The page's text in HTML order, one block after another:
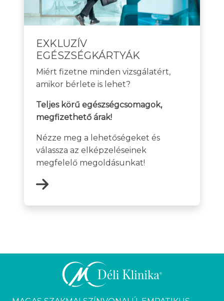
EXKLUZÍV
EGÉSZSÉGKÁRTYÁK
Miért fizetne minden vizsgálatért,
amikor bérlete is lehet?
Teljes körű egészségcsomagok,
megfizethető árak!
Nézze meg a lehetőségeket és
válassza az elképzeléseinek
megfelelő megoldásunkat!